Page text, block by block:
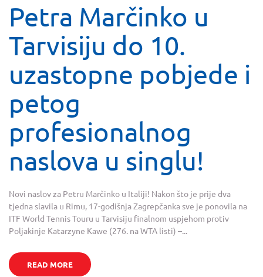
Petra Marčinko u
Tarvisiju do 10.
uzastopne pobjede i
petog
profesionalnog
naslova u singlu!
Novi naslov za Petru Marčinko u Italiji! Nakon što je prije dva
tjedna slavila u Rimu, 17-godišnja Zagrepčanka sve je ponovila na
ITF World Tennis Touru u Tarvisiju finalnom uspjehom protiv
Poljakinje Katarzyne Kawe (276. na WTA listi) –...
READ MORE